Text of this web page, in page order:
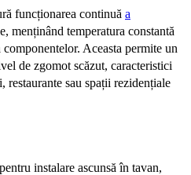
funcționarea continuă a
menținând temperatura constantă
Aceasta permite un
de zgomot scăzut, caracteristici
restaurante sau spații rezidențiale
instalare ascunsă în tavan,